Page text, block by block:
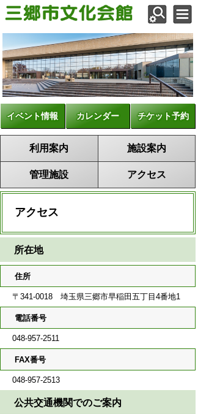
イベント情報 カレンダー チケット予約
利用案内 施設案内
管理施設 アクセス
アクセス
所在地
住所
〒341-0018 埼玉県三郷市早稲田五丁目4番地1
電話番号
048-957-2511
FAX番号
048-957-2513
公共交通機関でのご案内